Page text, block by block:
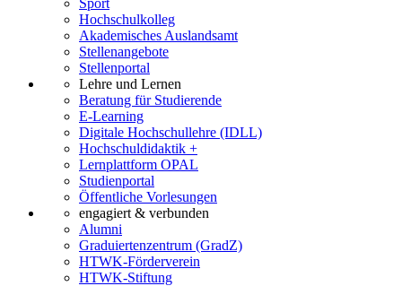
Sport
Hochschulkolleg
Akademisches Auslandsamt
Stellenangebote
Stellenportal
Lehre und Lernen
Beratung für Studierende
E-Learning
Digitale Hochschullehre (IDLL)
Hochschuldidaktik +
Lernplattform OPAL
Studienportal
Öffentliche Vorlesungen
engagiert & verbunden
Alumni
Graduiertenzentrum (GradZ)
HTWK-Förderverein
HTWK-Stiftung